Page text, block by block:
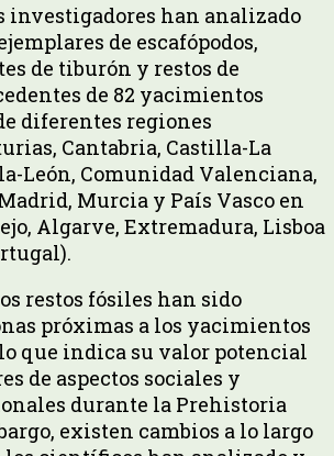
investigadores han analizado
de escafópodos,
de tiburón y restos de
de 82 yacimientos
diferentes regiones
Cantabria, Castilla-La
León, Comunidad Valenciana,
Murcia y País Vasco en
Algarve, Extremadura, Lisboa
restos fósiles han sido
próximas a los yacimientos
que indica su valor potencial
de aspectos sociales y
durante la Prehistoria
existen cambios a lo largo